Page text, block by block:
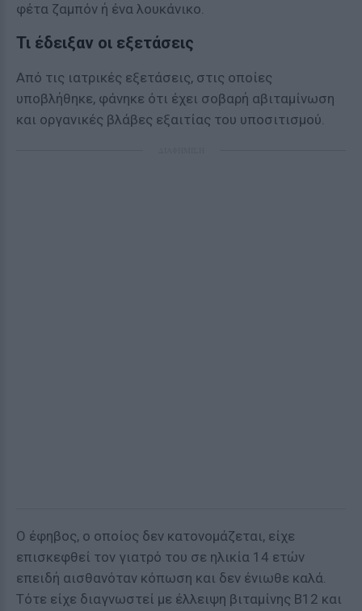
φέτα ζαμπόν ή ένα λουκάνικο.
Τι έδειξαν οι εξετάσεις
Από τις ιατρικές εξετάσεις, στις οποίες
υποβλήθηκε, φάνηκε ότι έχει σοβαρή αβιταμίνωση
και οργανικές βλάβες εξαιτίας του υποσιτισμού.
Ο έφηβος, ο οποίος δεν κατονομάζεται, είχε
επισκεφθεί τον γιατρό του σε ηλικία 14 ετών
επειδή αισθανόταν κόπωση και δεν ένιωθε καλά.
Τότε είχε διαγνωστεί με έλλειψη βιταμίνης B12 και